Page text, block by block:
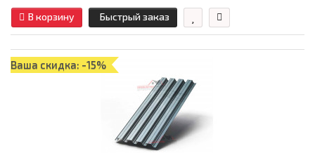
В корзину Быстрый заказ
Ваша скидка: -15%